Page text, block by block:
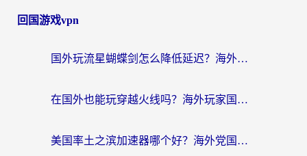
回国游戏vpn
国外玩流星蝴蝶剑怎么降低延迟？海外党必看的加速秘籍（含欧洲鸣潮&彩虹岛优化攻略）
在国外也能玩穿越火线吗？海外玩家国服游戏畅玩终极指南
美国率土之滨加速器哪个好？海外党国服游戏畅玩终极指南（附多游戏解决方案）